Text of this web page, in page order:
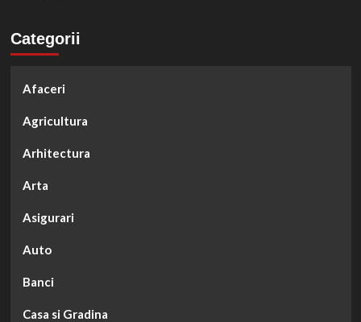
Categorii
Afaceri
Agricultura
Arhitectura
Arta
Asigurari
Auto
Banci
Casa si Gradina